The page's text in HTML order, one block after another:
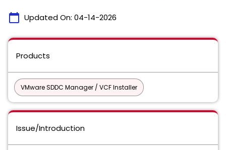
calendar_today Updated On: 04-14-2026
Products
VMware SDDC Manager / VCF Installer
Issue/Introduction